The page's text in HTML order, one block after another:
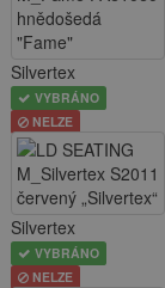
Silvertex
VYBRÁNO
NELZE
Silvertex
VYBRÁNO
NELZE